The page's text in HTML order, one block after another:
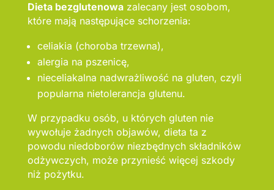
Dieta bezglutenowazalecany jest osobom,
które mają następujące schorzenia:
celiakia (choroba trzewna),
alergia na pszenicę,
nieceliakalna nadwrażliwość na gluten, czyli
popularna nietolerancja glutenu.
W przypadku osób, u których gluten nie
wywołuje żadnych objawów, dieta ta z
powodu niedoborów niezbędnych składników
odżywczych, może przynieść więcej szkody
niż pożytku.